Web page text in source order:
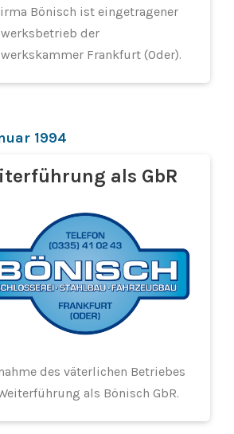
Bönisch ist eingetragener
der
Frankfurt (Oder).
1994
als GbR
des väterlichen Betriebes
als Bönisch GbR.